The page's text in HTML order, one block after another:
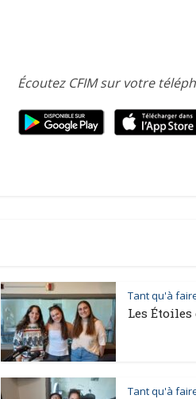
Écoutez CFIM sur votre
Tant qu'à
Les
Tant qu'à